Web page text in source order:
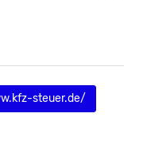
steuer.de/